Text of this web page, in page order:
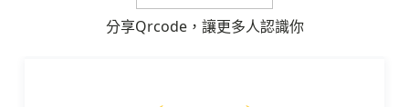
分享Qrcode，讓更多人認識你